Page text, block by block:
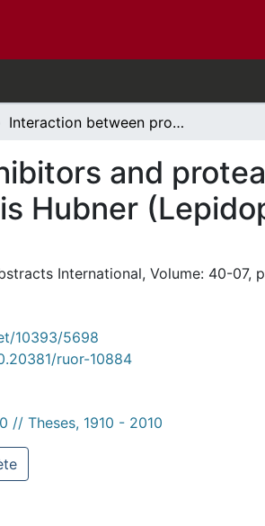
Interaction between protease inhibitors and proteases of European corn borer larvae Ostrinia nubilalis Hubner (Lepidoptera: Pyralidae).
and
Hubner
International, Volume: 40-07,
10393/5698
ruor-10884
// Theses, 1910 - 2010